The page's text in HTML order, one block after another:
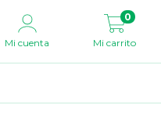
Mi cuenta Mi carrito
0